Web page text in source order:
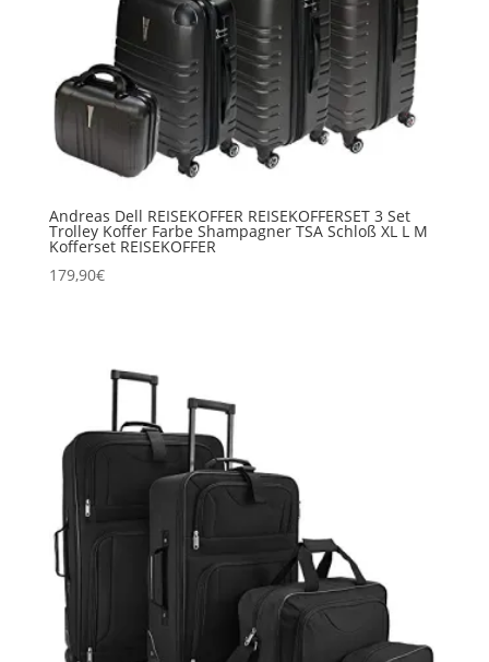
Andreas Dell REISEKOFFER REISEKOFFERSET 3 Set
Trolley Koffer Farbe Shampagner TSA Schloß XL L M
Kofferset REISEKOFFER
179,90€